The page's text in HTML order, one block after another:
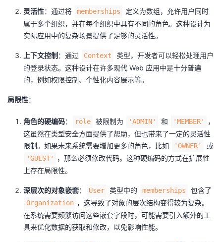
灵活性：通过将 memberships
定义为数组，允许用户同时
属于多个组织，并在每个组织中具有不同的角色。这种设计为
实际应用中的复杂场景提供了足够的灵活性。
上下文控制 ：通过 Context
类型，开发者可以轻松处理用户
的登录状态。这种设计在许多现代 Web 应用中是十分普遍
的，例如权限控制、个性化内容展示等。
局限性：
角色的硬编码： role 被限制为 'ADMIN' 和 'MEMBER'
，
这虽然在类型安全方面提供了帮助，但也带来了一定的灵活性
限制。如果未来系统需要增加更多的角色，比如
'OWNER' 或
'GUEST'
，那么必须修改代码。这种硬编码的方式在扩展性
上存在局限性。
深层次的对象嵌套： User 类型中的 memberships 包含了
Organization ，这导致了对象的层次结构变得较为复杂。
在系统需要频繁访问这些嵌套字段时，可能需要引入额外的工
具来优化数据的获取和修改，以免影响性能。